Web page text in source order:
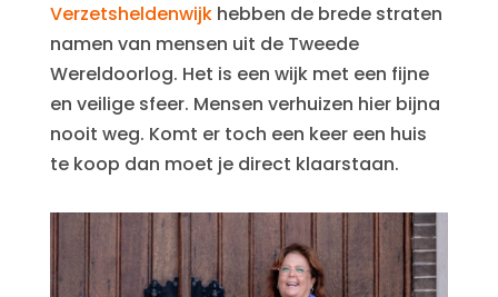
Verzetsheldenwijkhebben de brede straten
namen van mensen uit de Tweede
Wereldoorlog. Het is een wijk met een fijne
en veilige sfeer. Mensen verhuizen hier bijna
nooit weg. Komt er toch een keer een huis
te koop dan moet je direct klaarstaan.